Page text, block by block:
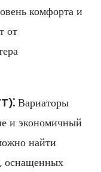
комфорта и
от
Вариаторы
и экономичный
найти
оснащенных